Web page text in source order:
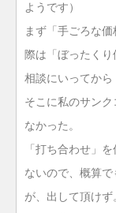
ようです）
まず「手ごろな
際は「ぼったくり
相談にいってから
そこに私のサン
なかった。
「打ち合わせ」
ないので、概算
が、出して頂けず